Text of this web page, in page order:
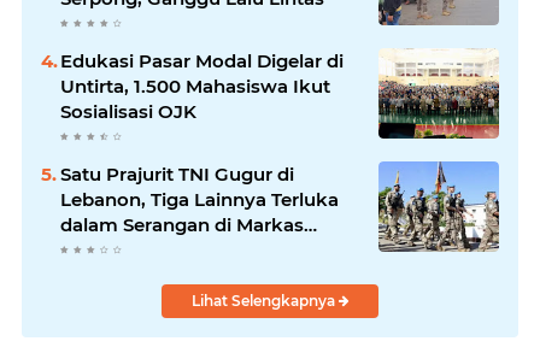
Edukasi Pasar Modal Digelar di
Untirta, 1.500 Mahasiswa Ikut
Sosialisasi OJK
Satu Prajurit TNI Gugur di
Lebanon, Tiga Lainnya Terluka
dalam Serangan di Markas
UNIFIL
Lihat Selengkapnya